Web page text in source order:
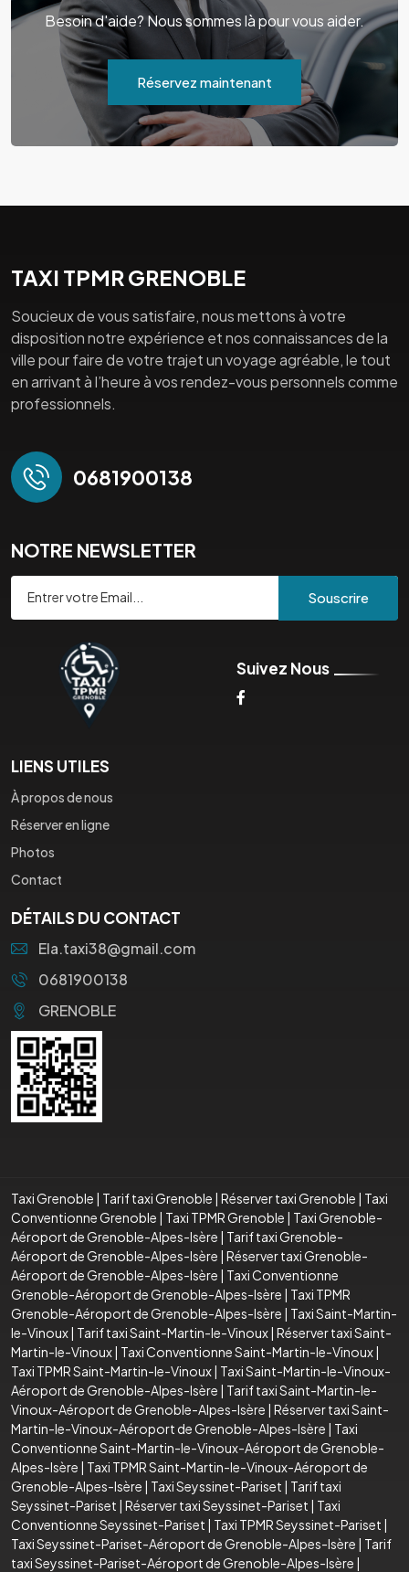
Besoin d'aide? Nous sommes là pour vous aider.
Réservez maintenant
TAXI TPMR GRENOBLE
Soucieux de vous satisfaire, nous mettons à votre
disposition notre expérience et nos connaissances de la
ville pour faire de votre trajet un voyage agréable, le tout
en arrivant à l’heure à vos rendez-vous personnels comme
professionnels.
0681900138
NOTRE NEWSLETTER
Souscrire
Suivez Nous
LIENS UTILES
À propos de nous
Réserver en ligne
Photos
Contact
DÉTAILS DU CONTACT
Ela.taxi38@gmail.com
0681900138
GRENOBLE
Taxi Grenoble | Tarif taxi Grenoble | Réserver taxi Grenoble | Taxi
Conventionne Grenoble | Taxi TPMR Grenoble | Taxi Grenoble-
Aéroport de Grenoble-Alpes-Isère | Tarif taxi Grenoble-
Aéroport de Grenoble-Alpes-Isère | Réserver taxi Grenoble-
Aéroport de Grenoble-Alpes-Isère | Taxi Conventionne
Grenoble-Aéroport de Grenoble-Alpes-Isère | Taxi TPMR
Grenoble-Aéroport de Grenoble-Alpes-Isère | Taxi Saint-Martin-
le-Vinoux| Tarif taxi Saint-Martin-le-Vinoux| Réserver taxi Saint-
Martin-le-Vinoux| Taxi Conventionne Saint-Martin-le-Vinoux|
Taxi TPMR Saint-Martin-le-Vinoux| Taxi Saint-Martin-le-Vinoux-
Aéroport de Grenoble-Alpes-Isère | Tarif taxi Saint-Martin-le-
Vinoux-Aéroport de Grenoble-Alpes-Isère | Réserver taxi Saint-
Martin-le-Vinoux-Aéroport de Grenoble-Alpes-Isère | Taxi
Conventionne Saint-Martin-le-Vinoux-Aéroport de Grenoble-
Alpes-Isère | Taxi TPMR Saint-Martin-le-Vinoux-Aéroport de
Grenoble-Alpes-Isère | Taxi Seyssinet-Pariset | Tarif taxi
Seyssinet-Pariset | Réserver taxi Seyssinet-Pariset | Taxi
Conventionne Seyssinet-Pariset | Taxi TPMR Seyssinet-Pariset |
Taxi Seyssinet-Pariset-Aéroport de Grenoble-Alpes-Isère | Tarif
taxi Seyssinet-Pariset-Aéroport de Grenoble-Alpes-Isère |